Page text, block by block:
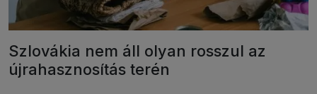
Szlovákia nem áll olyan rosszul az
újrahasznosítás terén